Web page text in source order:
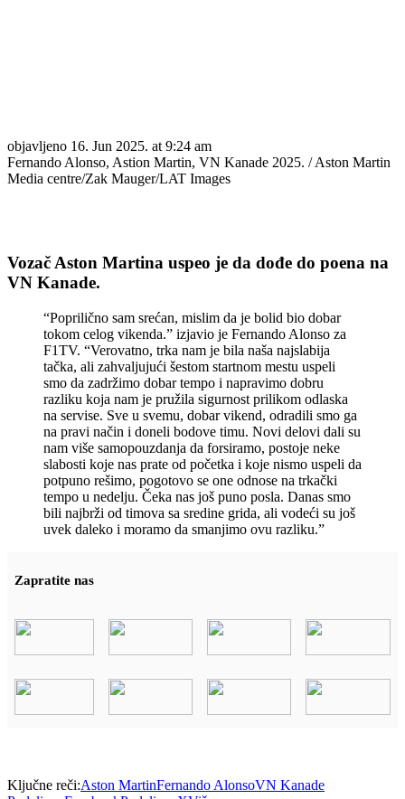
objavljeno 16. Jun 2025. at 9:24 am
Fernando Alonso, Astion Martin, VN Kanade 2025. / Aston Martin
Media centre/Zak Mauger/LAT Images
Vozač Aston Martina uspeo je da dođe do poena na
VN Kanade.
“Poprilično sam srećan, mislim da je bolid bio dobar
tokom celog vikenda.” izjavio je Fernando Alonso za
F1TV. “Verovatno, trka nam je bila naša najslabija
tačka, ali zahvaljujući šestom startnom mestu uspeli
smo da zadržimo dobar tempo i napravimo dobru
razliku koja nam je pružila sigurnost prilikom odlaska
na servise. Sve u svemu, dobar vikend, odradili smo ga
na pravi način i doneli bodove timu. Novi delovi dali su
nam više samopouzdanja da forsiramo, postoje neke
slabosti koje nas prate od početka i koje nismo uspeli da
potpuno rešimo, pogotovo se one odnose na trkački
tempo u nedelju. Čeka nas još puno posla. Danas smo
bili najbrži od timova sa sredine grida, ali vodeći su još
uvek daleko i moramo da smanjimo ovu razliku.”
Zapratite nas
Ključne reči:Aston MartinFernando AlonsoVN Kanade